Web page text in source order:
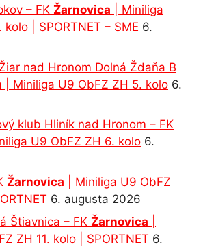
– FK Žarnovica | Miniliga
| SPORTNET – SME 6.
nad Hronom Dolná Ždaňa B
| Miniliga U9 ObFZ ZH 5. kolo 6.
klub Hliník nad Hronom – FK
U9 ObFZ ZH 6. kolo 6.
Žarnovica | Miniliga U9 ObFZ
6. augusta 2026
Štiavnica – FK Žarnovica
ZH 11. kolo | SPORTNET 6.